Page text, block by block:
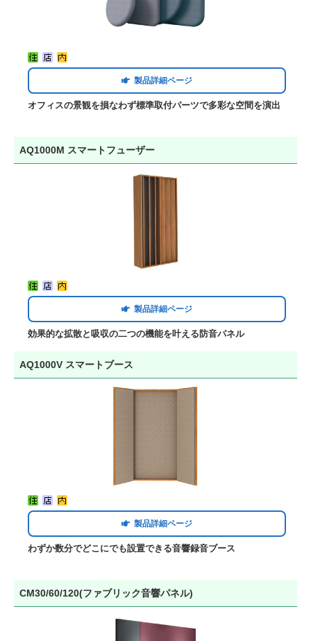
製品詳細ページ
オフィスの景観を損なわず標準取付パーツで多彩な空間を演出
AQ1000M スマートフューザー
製品詳細ページ
効果的な拡散と吸収の二つの機能を叶える防音パネル
AQ1000V スマートブース
製品詳細ページ
わずか数分でどこにでも設置できる音響録音ブース
CM30/60/120(ファブリック音響パネル)